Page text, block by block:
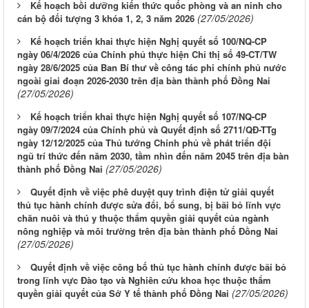
Kế hoạch bồi dưỡng kiến thức quốc phòng và an ninh cho
cán bộ đối tượng 3 khóa 1, 2, 3 năm 2026 (27/05/2026)
Kế hoạch triển khai thực hiện Nghị quyết số 100/NQ-CP
ngày 06/4/2026 của Chính phủ thực hiện Chỉ thị số 49-CT/TW
ngày 28/6/2025 của Ban Bí thư về công tác phi chính phủ nước
ngoài giai đoạn 2026-2030 trên địa bàn thành phố Đồng Nai
(27/05/2026)
Kế hoạch triển khai thực hiện Nghị quyết số 107/NQ-CP
ngày 09/7/2024 của Chính phủ và Quyết định số 2711/QĐ-TTg
ngày 12/12/2025 của Thủ tướng Chính phủ về phát triển đội
ngũ trí thức đến năm 2030, tầm nhìn đến năm 2045 trên địa bàn
thành phố Đồng Nai (27/05/2026)
Quyết định về việc phê duyệt quy trình điện tử giải quyết
thủ tục hành chính được sửa đổi, bổ sung, bị bãi bỏ lĩnh vực
chăn nuôi và thú y thuộc thẩm quyền giải quyết của ngành
nông nghiệp và môi trường trên địa bàn thành phố Đồng Nai
(27/05/2026)
Quyết định về việc công bố thủ tục hành chính được bãi bỏ
trong lĩnh vực Đào tạo và Nghiên cứu khoa học thuộc thẩm
quyền giải quyết của Sở Y tế thành phố Đồng Nai (27/05/2026)